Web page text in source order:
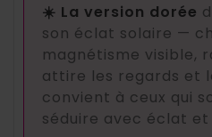
☀️ La version dorée
son éclat solaire —
magnétisme visible,
attire les regards et
convient à ceux qui
séduire avec éclat et